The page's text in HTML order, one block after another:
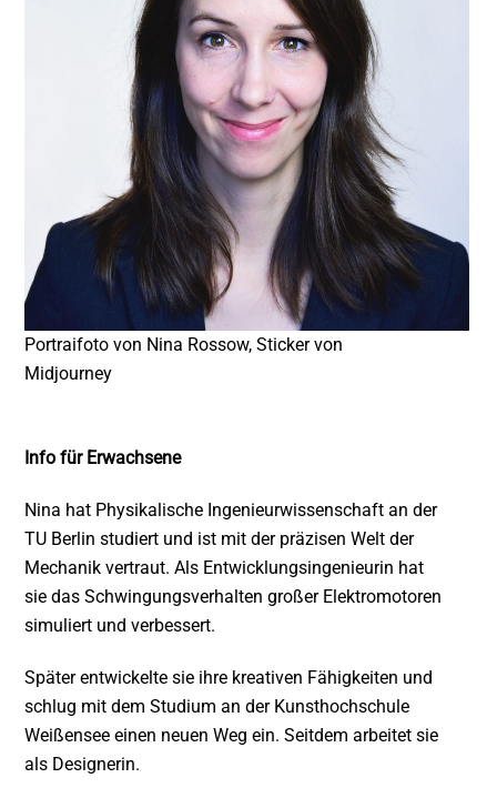
Portraifoto von Nina Rossow, Sticker von
Midjourney
Info für Erwachsene
Nina hat Physikalische Ingenieurwissenschaft an der
TU Berlin studiert und ist mit der präzisen Welt der
Mechanik vertraut. Als Entwicklungsingenieurin hat
sie das Schwingungsverhalten großer Elektromotoren
simuliert und verbessert.
Später entwickelte sie ihre kreativen Fähigkeiten und
schlug mit dem Studium an der Kunsthochschule
Weißensee einen neuen Weg ein. Seitdem arbeitet sie
als Designerin.